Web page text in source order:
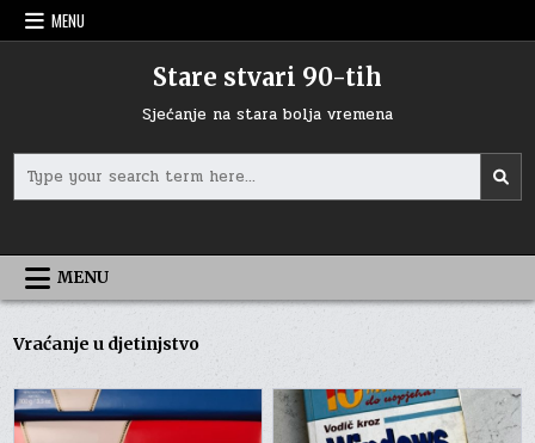
Skip
to
MENU
Stare stvari 90-tih
Sjećanje na stara bolja vremena
for:
MENU
Vraćanje u djetinjstvo